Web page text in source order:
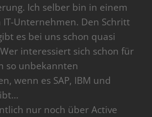
Ich selber bin in einem
Unternehmen. Den Schritt
es bei uns schon quasi
interessiert sich schon für
so unbekannten
wenn es SAP, IBM und
nur noch über Active